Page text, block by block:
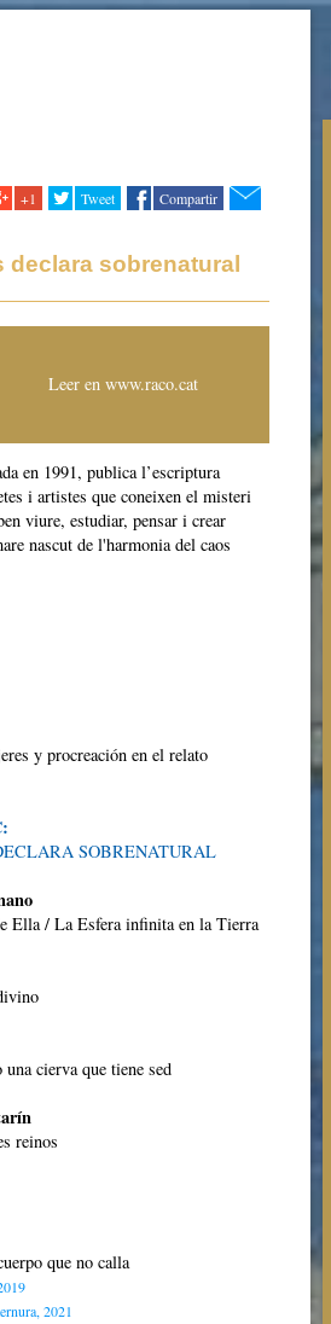
+1 Tweet Compartir
declara sobrenatural
Leer en www.raco.cat
en 1991, publica l’escriptura
i artistes que coneixen el misteri
viure, estudiar, pensar i crear
nascut de l'harmonia del caos
y procreación en el relato
SOBRENATURAL
Ella / La Esfera infinita en la Tierra
cierva que tiene sed
reinos
que no calla
2021